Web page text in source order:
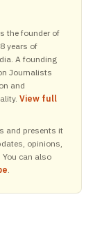
the founder of
years of
A founding
Journalists
and
View full
and presents it
opinions,
. You can also